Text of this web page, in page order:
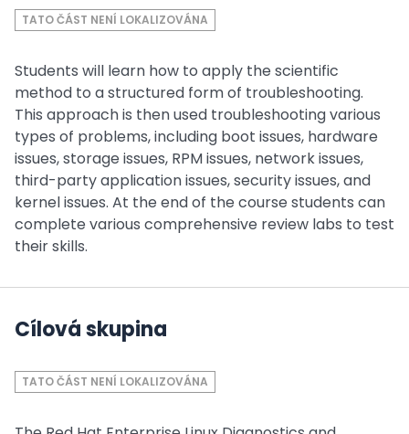
TATO ČÁST NENÍ LOKALIZOVÁNA
Students will learn how to apply the scientific
method to a structured form of troubleshooting.
This approach is then used troubleshooting various
types of problems, including boot issues, hardware
issues, storage issues, RPM issues, network issues,
third-party application issues, security issues, and
kernel issues. At the end of the course students can
complete various comprehensive review labs to test
their skills.
Cílová skupina
TATO ČÁST NENÍ LOKALIZOVÁNA